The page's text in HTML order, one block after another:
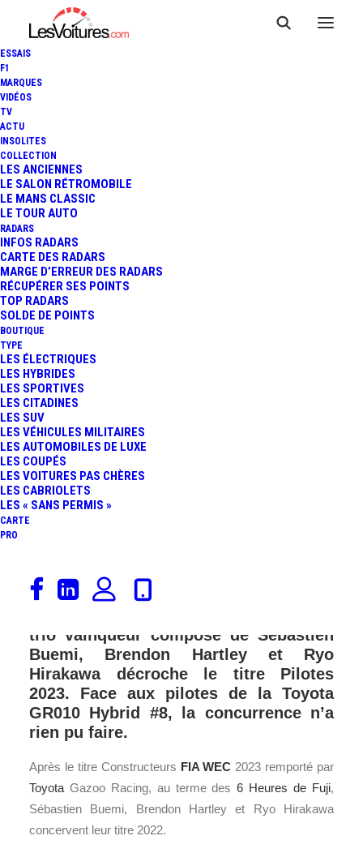
ESSAIS
F1
MARQUES
VIDÉOS
TV
ACTU
INSOLITES
COLLECTION
LES ANCIENNES
LE SALON RÉTROMOBILE
LE MANS CLASSIC
LE TOUR AUTO
RADARS
INFOS RADARS
CARTE DES RADARS
MARGE D’ERREUR DES RADARS
RÉCUPÉRER SES POINTS
TOP RADARS
SOLDE DE POINTS
BOUTIQUE
TYPE
LES ÉLECTRIQUES
LES HYBRIDES
LES SPORTIVES
LES CITADINES
LES SUV
LES VÉHICULES MILITAIRES
LES AUTOMOBILES DE LUXE
LES COUPÉS
LES VOITURES PAS CHÈRES
LES CABRIOLETS
LES « SANS PERMIS »
CARTE
PRO
BAHREÏN : SÉBASTIEN BUEMI,
BRENDON HARTLEY ET RYO
HIRAKAWA CHAMPIONS
3 Minutes
A l’arrivée des 8 Heures de Bahreïn,
dernière épreuve du Championnat du
trio vainqueur composé de Sébastien
Buemi, Brendon Hartley et Ryo
Hirakawa décroche le titre Pilotes
2023. Face aux pilotes de la Toyota
GR010 Hybrid #8, la concurrence n’a
rien pu faire.
Après le titre Constructeurs FIA WEC 2023 remporté par
Toyota Gazoo Racing, au terme des6 Heures de Fuji,
Sébastien Buemi, Brendon Hartley et Ryo Hirakawa
concervent leur titre 2022.